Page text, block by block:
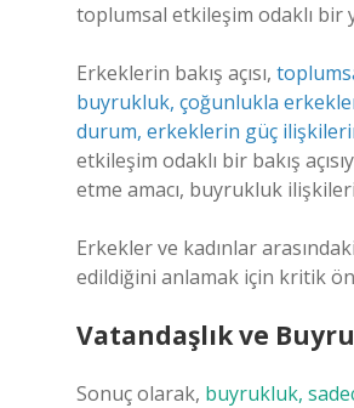
toplumsal etkileşim odaklı bir
Erkeklerin bakış açısı,
buyrukluk, çoğunlukla
durum, erkeklerin güç
etkileşim odaklı bir bakış
etme amacı, buyrukluk
Erkekler ve kadınlar
edildiğini anlamak için kritik
Vatandaşlık ve
Sonuç olarak, buyrukluk,